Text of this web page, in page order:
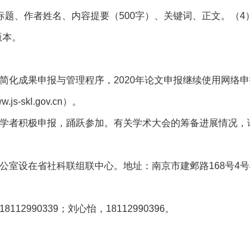
题、作者姓名、内容提要（500字）、关键词、正文。（4
。
化成果申报与管理程序， 2020年论文申报继续使用网络
skl.gov.cn）。
者积极申报，踊跃参加。有关学术大会的筹备进展情况
室设在省社科联组联中心。地址：南京市建邺路168号4
18112990339；刘心怡，18112990396。